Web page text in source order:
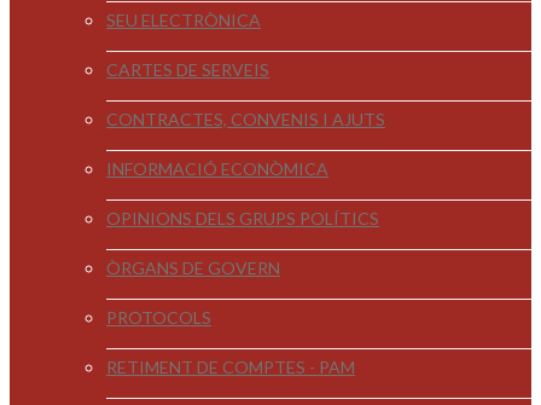
SEU ELECTRÒNICA
CARTES DE SERVEIS
CONTRACTES, CONVENIS I AJUTS
INFORMACIÓ ECONÒMICA
OPINIONS DELS GRUPS POLÍTICS
ÒRGANS DE GOVERN
PROTOCOLS
RETIMENT DE COMPTES - PAM